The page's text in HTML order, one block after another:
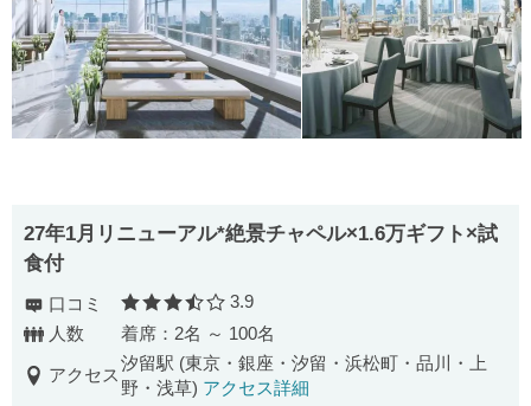
27年1月リニューアル*絶景チャペル×1.6万ギフト×試
食付
口コミ 口コミ評価
3.9
人数
着席：2名 ～ 100名
アクセス
汐留駅 (東京・銀座・汐留・浜松町・品川・上
野・浅草) アクセス詳細